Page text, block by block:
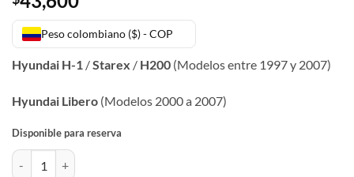
Peso colombiano ($) - COP
Hyundai H-1 /Starex / H200 (Modelos entre 1997 y 2007)
Hyundai Libero (Modelos 2000 a 2007)
Disponible para reserva
SOPORTE PALANCA CONTROL CAMBIOS STAREX cantidad